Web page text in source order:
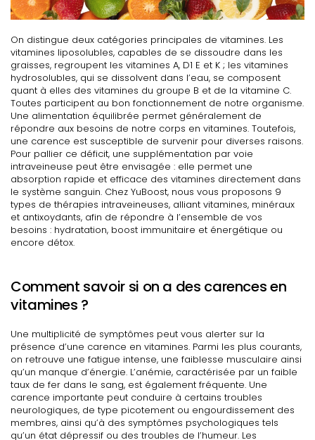
On distingue deux catégories principales de vitamines. Les
vitamines liposolubles, capables de se dissoudre dans les
graisses, regroupent les vitamines A, D1 E et K ; les vitamines
hydrosolubles, qui se dissolvent dans l’eau, se composent
quant à elles des vitamines du groupe B et de la vitamine C.
Toutes participent au bon fonctionnement de notre organisme.
Une alimentation équilibrée permet généralement de
répondre aux besoins de notre corps en vitamines. Toutefois,
une carence est susceptible de survenir pour diverses raisons.
Pour pallier ce déficit, une supplémentation par voie
intraveineuse peut être envisagée : elle permet une
absorption rapide et efficace des vitamines directement dans
le système sanguin. Chez YuBoost, nous vous proposons 9
types de thérapies intraveineuses, alliant vitamines, minéraux
et antixoydants, afin de répondre à l’ensemble de vos
besoins : hydratation, boost immunitaire et énergétique ou
encore détox.
Comment savoir si on a des carences en
vitamines ?
Une multiplicité de symptômes peut vous alerter sur la
présence d’une carence en vitamines. Parmi les plus courants,
on retrouve une fatigue intense, une faiblesse musculaire ainsi
qu’un manque d’énergie. L’anémie, caractérisée par un faible
taux de fer dans le sang, est également fréquente. Une
carence importante peut conduire à certains troubles
neurologiques, de type picotement ou engourdissement des
membres, ainsi qu’à des symptômes psychologiques tels
qu’un état dépressif ou des troubles de l’humeur. Les